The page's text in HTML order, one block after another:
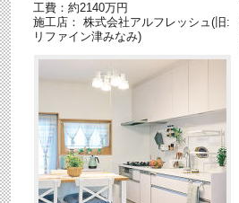
工費：約2140万円
施工店： 株式会社アルフレッシュ(旧:
リファイン津みなみ)